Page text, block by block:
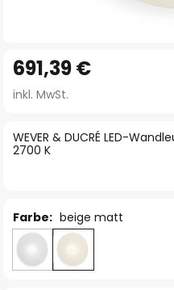
Anfang
der
springen
WEVER & DUCRÉ LED-
2700 K
691,39 €
inkl. MwSt.
Farbe: beige matt